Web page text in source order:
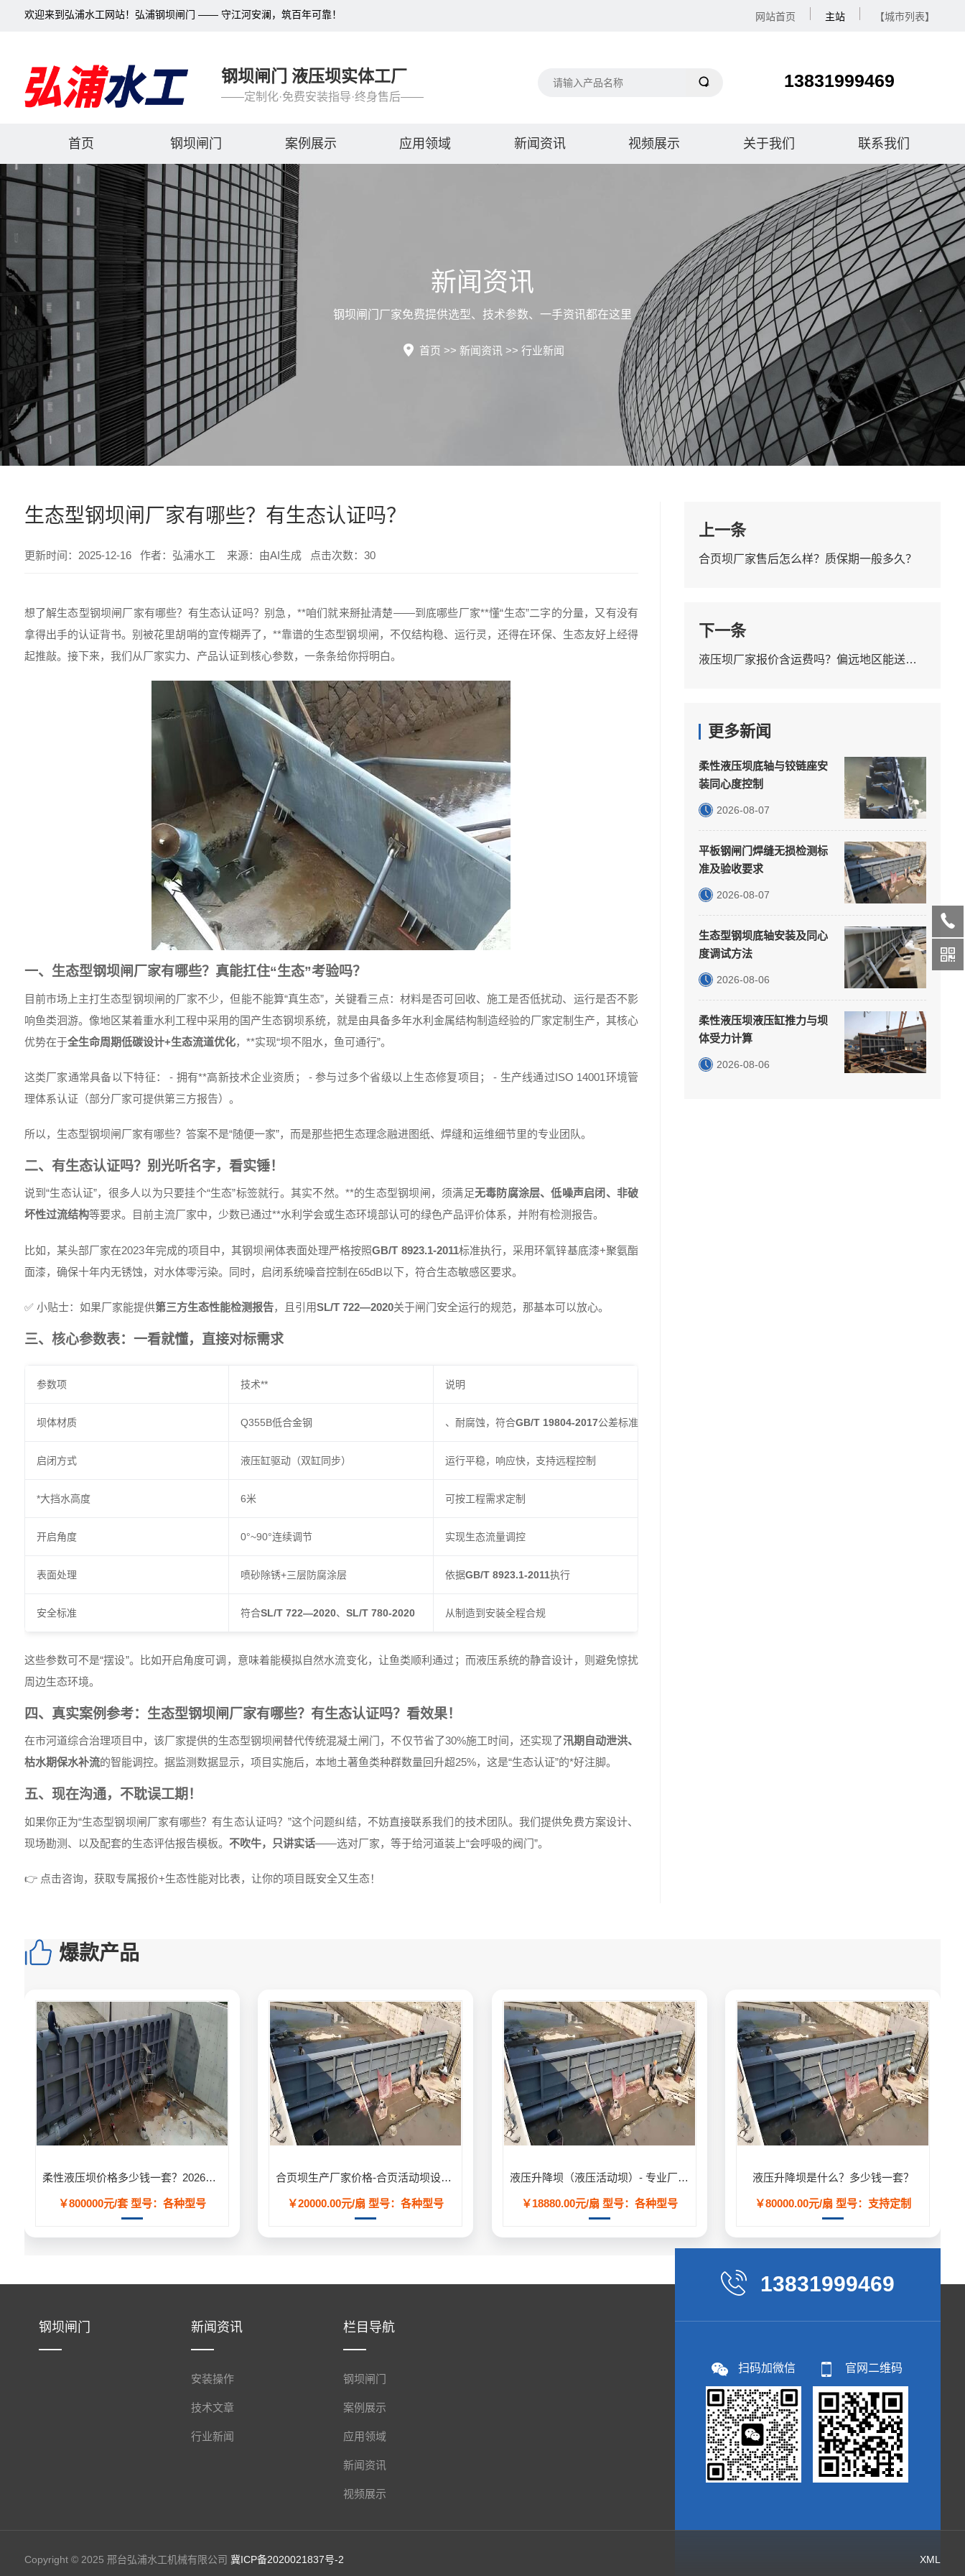
欢迎来到弘浦水工网站！弘浦钢坝闸门 —— 守江河安澜，筑百年可靠！ 网站首页 主站 【城市列表】
钢坝闸门 液压坝实体工厂
——定制化·免费安装指导·终身售后——
13831999469
首页 钢坝闸门 案例展示 应用领域 新闻资讯 视频展示 关于我们 联系我们
新闻资讯
钢坝闸门厂家免费提供选型、技术参数、一手资讯都在这里
首页 >> 新闻资讯 >> 行业新闻
生态型钢坝闸厂家有哪些？有生态认证吗？
更新时间：2025-12-16 作者：弘浦水工 来源：由AI生成 点击次数：30
想了解生态型钢坝闸厂家有哪些？有生态认证吗？别急，**咱们就来掰扯清楚——到底哪些厂家**懂“生态”二字的分量，又有没有
拿得出手的认证背书。别被花里胡哨的宣传糊弄了，**靠谱的生态型钢坝闸，不仅结构稳、运行灵，还得在环保、生态友好上经得
起推敲。接下来，我们从厂家实力、产品认证到核心参数，一条条给你捋明白。
一、生态型钢坝闸厂家有哪些？真能扛住“生态”考验吗？
目前市场上主打生态型钢坝闸的厂家不少，但能不能算“真生态”，关键看三点：材料是否可回收、施工是否低扰动、运行是否不影
响鱼类洄游。像地区某着重水利工程中采用的国产生态钢坝系统，就是由具备多年水利金属结构制造经验的厂家定制生产，其核心
优势在于全生命周期低碳设计+生态流道优化，**实现“坝不阻水，鱼可通行”。
这类厂家通常具备以下特征： - 拥有**高新技术企业资质； - 参与过多个省级以上生态修复项目； - 生产线通过ISO 14001环境管
理体系认证（部分厂家可提供第三方报告）。
所以，生态型钢坝闸厂家有哪些？答案不是“随便一家”，而是那些把生态理念融进图纸、焊缝和运维细节里的专业团队。
二、有生态认证吗？别光听名字，看实锤！
说到“生态认证”，很多人以为只要挂个“生态”标签就行。其实不然。**的生态型钢坝闸，须满足无毒防腐涂层、低噪声启闭、非破
坏性过流结构等要求。目前主流厂家中，少数已通过**水利学会或生态环境部认可的绿色产品评价体系，并附有检测报告。
比如，某头部厂家在2023年完成的项目中，其钢坝闸体表面处理严格按照GB/T 8923.1-2011标准执行，采用环氧锌基底漆+聚氨酯
面漆，确保十年内无锈蚀，对水体零污染。同时，启闭系统噪音控制在65dB以下，符合生态敏感区要求。
✅ 小贴士：如果厂家能提供第三方生态性能检测报告，且引用SL/T 722—2020关于闸门安全运行的规范，那基本可以放心。
三、核心参数表：一看就懂，直接对标需求
参数项 技术** 说明
坝体材质 Q355B低合金钢 、耐腐蚀，符合GB/T 19804-2017公差标准
启闭方式 液压缸驱动（双缸同步） 运行平稳，响应快，支持远程控制
*大挡水高度 6米 可按工程需求定制
开启角度 0°~90°连续调节 实现生态流量调控
表面处理 喷砂除锈+三层防腐涂层 依据GB/T 8923.1-2011执行
安全标准 符合SL/T 722—2020、 SL/T 780-2020 从制造到安装全程合规
这些参数可不是“摆设”。比如开启角度可调，意味着能模拟自然水流变化，让鱼类顺利通过；而液压系统的静音设计，则避免惊扰
周边生态环境。
四、真实案例参考：生态型钢坝闸厂家有哪些？有生态认证吗？看效果！
在市河道综合治理项目中，该厂家提供的生态型钢坝闸替代传统混凝土闸门，不仅节省了30%施工时间，还实现了汛期自动泄洪、
枯水期保水补流的智能调控。据监测数据显示，项目实施后，本地土著鱼类种群数量回升超25%，这是“生态认证”的*好注脚。
五、现在沟通，不耽误工期！
如果你正为“生态型钢坝闸厂家有哪些？有生态认证吗？”这个问题纠结，不妨直接联系我们的技术团队。我们提供免费方案设计、
现场勘测、以及配套的生态评估报告模板。 不吹牛，只讲实话——选对厂家，等于给河道装上“会呼吸的阀门”。
👉 点击咨询，获取专属报价+生态性能对比表，让你的项目既安全又生态！
上一条
合页坝厂家售后怎么样？质保期一般多久？
下一条
液压坝厂家报价含运费吗？偏远地区能送货吗？
更多新闻
柔性液压坝底轴与铰链座安
装同心度控制
2026-08-07
平板钢闸门焊缝无损检测标
准及验收要求
2026-08-07
生态型钢坝底轴安装及同心
度调试方法
2026-08-06
柔性液压坝液压缸推力与坝
体受力计算
2026-08-06
爆款产品
柔性液压坝价格多少钱一套？2026年工程造价明细表
￥800000元/套型号：各种型号
合页坝生产厂家价格-合页活动坝设计安装方案定制
￥20000.00元/扇型号：各种型号
液压升降坝（液压活动坝）- 专业厂家定制生产,用于河道/防汛工程
￥18880.00元/扇 型号：各种型号
液压升降坝是什么？多少钱一套？
￥80000.00元/扇型号：支持定制
钢坝闸门 新闻资讯
安装操作
技术文章
行业新闻
栏目导航
钢坝闸门
案例展示
应用领域
新闻资讯
视频展示
13831999469
扫码加微信 官网二维码
Copyright © 2025 邢台弘浦水工机械有限公司 冀ICP备2020021837号-2 XML